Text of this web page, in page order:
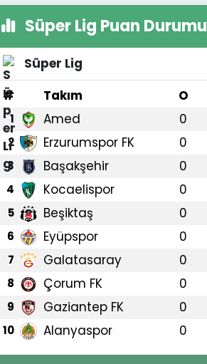
Süper Lig Puan Durumu
Süper Lig
#
Takım O
1 Amed 0
2 Erzurumspor FK 0
3 Başakşehir 0
4 Kocaelispor 0
5 Beşiktaş 0
6 Eyüpspor 0
7 Galatasaray 0
8 Çorum FK 0
9 Gaziantep FK 0
10 Alanyaspor 0